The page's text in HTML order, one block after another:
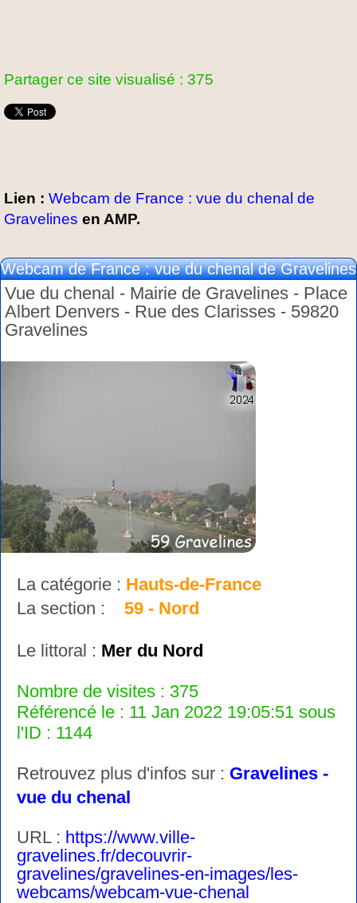
Partager ce site visualisé : 375
Lien : Webcam de France : vue du chenal de
Gravelines en AMP.
Webcam de France : vue du chenal de Gravelines
Vue du chenal - Mairie de Gravelines - Place
Albert Denvers - Rue des Clarisses - 59820
Gravelines
La catégorie : Hauts-de-France
La section : 59 - Nord
Le littoral : Mer du Nord
Nombre de visites : 375
Référencé le : 11 Jan 2022 19:05:51 sous
l'ID : 1144
Retrouvez plus d'infos sur : Gravelines -
vue du chenal
URL : https://www.ville-
gravelines.fr/decouvrir-
gravelines/gravelines-en-images/les-
webcams/webcam-vue-chenal